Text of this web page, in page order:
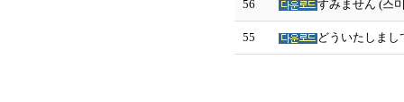
56 すみません (스
55 どういたしまし